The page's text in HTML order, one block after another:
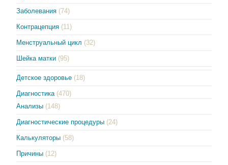
Заболевания (74)
Контрацепция (11)
Менструальный цикл (32)
Шейка матки (95)
Детское здоровье (18)
Диагностика (470)
Анализы (148)
Диагностические процедуры (24)
Калькуляторы (58)
Причины (12)